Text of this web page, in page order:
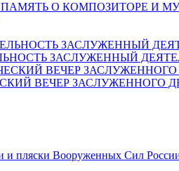
О КОМПОЗИТОРЕ И
ЗАСЛУЖЕННЫЙ
ВЕЧЕР ЗАСЛУЖЕННОГО
и пляски Вооруженных Сил